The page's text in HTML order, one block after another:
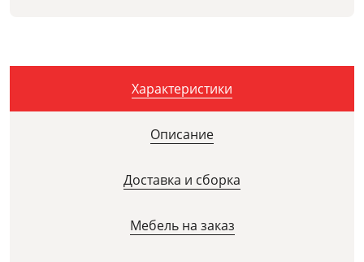
Характеристики
Описание
Доставка и сборка
Мебель на заказ